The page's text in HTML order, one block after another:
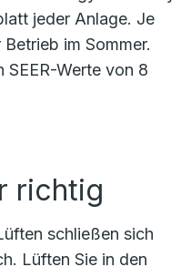
jeder Anlage. Je
im Sommer.
SEER-Werte von 8
richtig
schließen sich
Lüften Sie in den